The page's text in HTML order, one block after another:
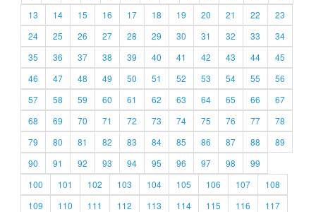
13
14 15 16 17 18 19 20 21 22
23
24
25 26 27 28 29 30 31 32 33
34
35
36 37 38 39 40 41 42 43 44
45
46
47 48 49 50 51 52 53 54 55
56
57
58 59 60 61 62 63 64 65 66
67
68
69 70 71 72 73 74 75 76 77
78
79
80 81 82 83 84 85 86 87 88
89
90
91 92 93 94 95 96 97 98
99
100
101 102 103 104 105 106 107
108
109
110 111 112 113 114 115 116
117